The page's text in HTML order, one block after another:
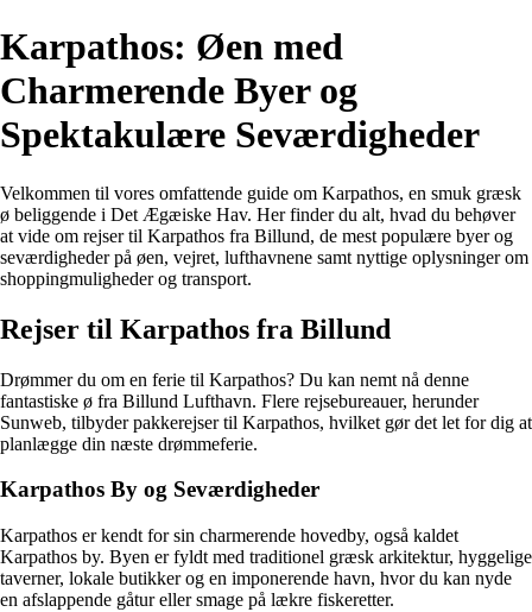
Karpathos: Øen med
Charmerende Byer og
Spektakulære Seværdigheder
Velkommen til vores omfattende guide om Karpathos, en smuk græsk
ø beliggende i Det Ægæiske Hav. Her finder du alt, hvad du behøver
at vide om rejser til Karpathos fra Billund, de mest populære byer og
seværdigheder på øen, vejret, lufthavnene samt nyttige oplysninger om
shoppingmuligheder og transport.
Rejser til Karpathos fra Billund
Drømmer du om en ferie til Karpathos? Du kan nemt nå denne
fantastiske ø fra Billund Lufthavn. Flere rejsebureauer, herunder
Sunweb, tilbyder pakkerejser til Karpathos, hvilket gør det let for dig at
planlægge din næste drømmeferie.
Karpathos By og Seværdigheder
Karpathos er kendt for sin charmerende hovedby, også kaldet
Karpathos by. Byen er fyldt med traditionel græsk arkitektur, hyggelige
taverner, lokale butikker og en imponerende havn, hvor du kan nyde
en afslappende gåtur eller smage på lækre fiskeretter.